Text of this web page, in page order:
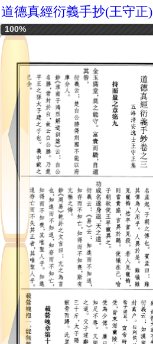
道德真經衍義手抄(王守正)
100%